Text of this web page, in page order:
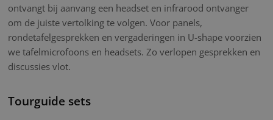
ontvangt bij aanvang een headset en infrarood ontvanger
om de juiste vertolking te volgen. Voor panels,
rondetafelgesprekken en vergaderingen in U-shape voorzien
we tafelmicrofoons en headsets. Zo verlopen gesprekken en
discussies vlot.
Tourguide sets